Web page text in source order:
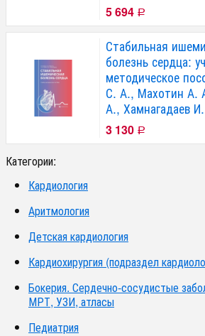
5 694 Р
Стабильная
болезнь сердца:
методическое
С. А., Махотин А.
А., Хамнагадаев
3 130 Р
Категории:
Кардиология
Аритмология
Детская кардиология
Кардиохирургия (подраздел
Бокерия. Сердечно-сосудистые
МРТ, УЗИ, атласы
Педиатрия